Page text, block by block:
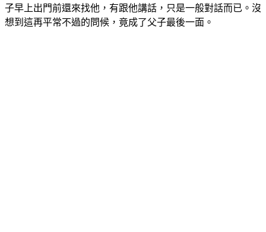
子早上出門前還來找他，有跟他講話，只是一般對話而已。沒
想到這再平常不過的問候，竟成了父子最後一面。